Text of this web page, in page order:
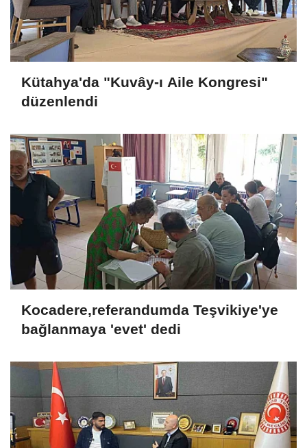
Kütahya'da "Kuvây-ı Aile Kongresi"
düzenlendi
Kocadere,referandumda Teşvikiye'ye
bağlanmaya 'evet' dedi